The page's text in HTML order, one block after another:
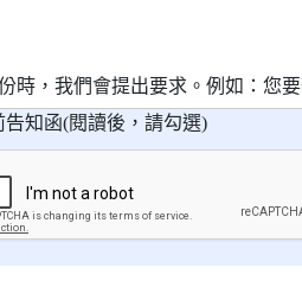
時，我們會提出要求。例如：您
Analytics會自動記錄網站
性的統計分析，不涉及網站訪
知函(閱讀後，請勾選)